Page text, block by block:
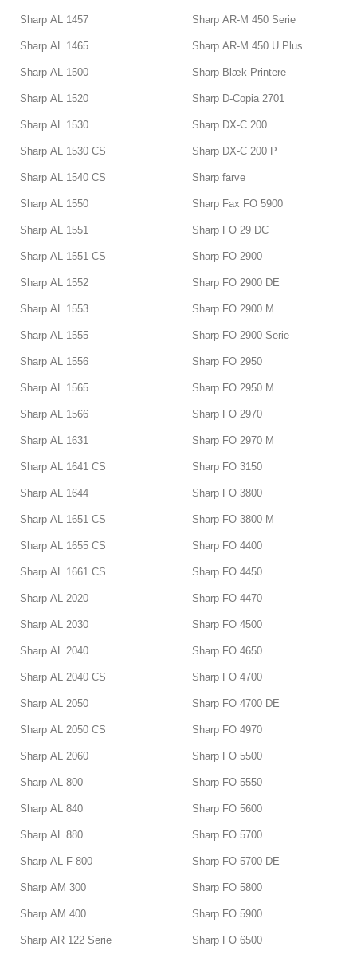
Sharp AL 1457
Sharp AL 1465
Sharp AL 1500
Sharp AL 1520
Sharp AL 1530
Sharp AL 1530 CS
Sharp AL 1540 CS
Sharp AL 1550
Sharp AL 1551
Sharp AL 1551 CS
Sharp AL 1552
Sharp AL 1553
Sharp AL 1555
Sharp AL 1556
Sharp AL 1565
Sharp AL 1566
Sharp AL 1631
Sharp AL 1641 CS
Sharp AL 1644
Sharp AL 1651 CS
Sharp AL 1655 CS
Sharp AL 1661 CS
Sharp AL 2020
Sharp AL 2030
Sharp AL 2040
Sharp AL 2040 CS
Sharp AL 2050
Sharp AL 2050 CS
Sharp AL 2060
Sharp AL 800
Sharp AL 840
Sharp AL 880
Sharp AL F 800
Sharp AM 300
Sharp AM 400
Sharp AR 122 Serie
Sharp AR-M 450 Serie
Sharp AR-M 450 U Plus
Sharp Blæk-Printere
Sharp D-Copia 2701
Sharp DX-C 200
Sharp DX-C 200 P
Sharp farve
Sharp Fax FO 5900
Sharp FO 29 DC
Sharp FO 2900
Sharp FO 2900 DE
Sharp FO 2900 M
Sharp FO 2900 Serie
Sharp FO 2950
Sharp FO 2950 M
Sharp FO 2970
Sharp FO 2970 M
Sharp FO 3150
Sharp FO 3800
Sharp FO 3800 M
Sharp FO 4400
Sharp FO 4450
Sharp FO 4470
Sharp FO 4500
Sharp FO 4650
Sharp FO 4700
Sharp FO 4700 DE
Sharp FO 4970
Sharp FO 5500
Sharp FO 5550
Sharp FO 5600
Sharp FO 5700
Sharp FO 5700 DE
Sharp FO 5800
Sharp FO 5900
Sharp FO 6500